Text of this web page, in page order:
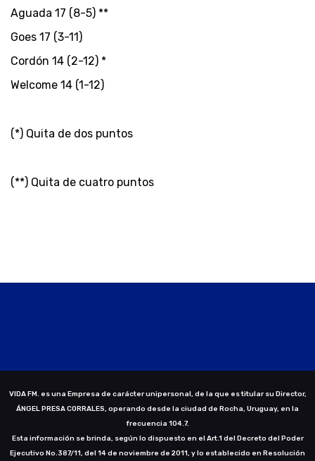
Aguada 17 (8-5) **
Goes 17 (3-11)
Cordón 14 (2-12) *
Welcome 14 (1-12)
(*) Quita de dos puntos
(**) Quita de cuatro puntos
VIDA FM. es una Empresa de carácter unipersonal, de la que es titular su Director,
ÁNGEL PRESA CORRALES, operando desde la ciudad de Rocha, Uruguay, en la
frecuencia 104.7.
Esta información se brinda, según lo dispuesto en el Art.1 del Decreto del Poder
Ejecutivo No.387/11, del 14 de noviembre de 2011, y lo establecido en Resolución